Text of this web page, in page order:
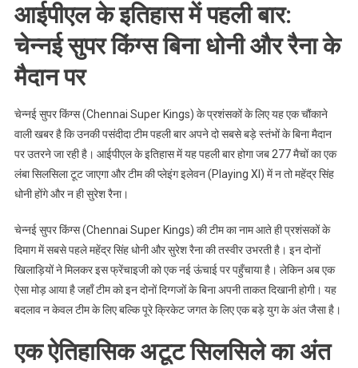
बार
धोनी
और
बिना
मैदान
उतरी
आईपीएल के इतिहास में पहली बार:
चेन्नई सुपर किंग्स बिना धोनी और रैना के
मैदान पर
चेन्नई सुपर किंग्स (Chennai Super Kings) के प्रशंसकों के लिए यह एक चौंकाने
वाली खबर है कि उनकी पसंदीदा टीम पहली बार अपने दो सबसे बड़े स्तंभों के बिना मैदान
पर उतरने जा रही है। आईपीएल के इतिहास में यह पहली बार होगा जब 277 मैचों का एक
लंबा सिलसिला टूट जाएगा और टीम की प्लेइंग इलेवन (Playing XI) में न तो महेंद्र सिंह
धोनी होंगे और न ही सुरेश रैना।
चेन्नई सुपर किंग्स (Chennai Super Kings) की टीम का नाम आते ही प्रशंसकों के
दिमाग में सबसे पहले महेंद्र सिंह धोनी और सुरेश रैना की तस्वीर उभरती है। इन दोनों
खिलाड़ियों ने मिलकर इस फ्रेंचाइजी को एक नई ऊंचाई पर पहुँचाया है। लेकिन अब एक
ऐसा मोड़ आया है जहाँ टीम को इन दोनों दिग्गजों के बिना अपनी ताकत दिखानी होगी। यह
बदलाव न केवल टीम के लिए बल्कि पूरे क्रिकेट जगत के लिए एक बड़े युग के अंत जैसा है।
एक ऐतिहासिक अटूट सिलसिले का अंत